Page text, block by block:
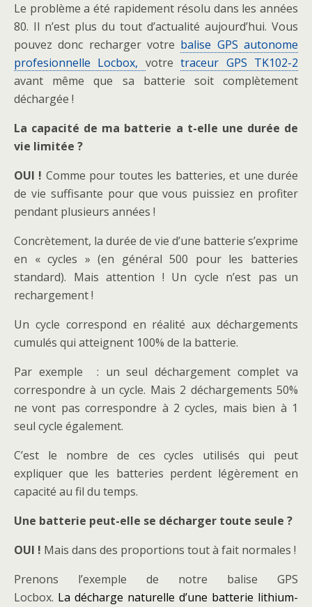
Le problème a été rapidement résolu dans les années
80. Il n’est plus du tout d’actualité aujourd’hui. Vous
pouvez donc recharger votre balise GPS autonome
profesionnelle Locbox, votretraceur GPS TK102-2
avant même que sa batterie soit complètement
déchargée !
La capacité de ma batterie a t-elle une durée de
vie limitée ?
OUI ! Comme pour toutes les batteries, et une durée
de vie suffisante pour que vous puissiez en profiter
pendant plusieurs années !
Concrètement, la durée de vie d’une batterie s’exprime
en « cycles » (en général 500 pour les batteries
standard). Mais attention ! Un cycle n’est pas un
rechargement !
Un cycle correspond en réalité aux déchargements
cumulés qui atteignent 100% de la batterie.
Par exemple : un seul déchargement complet va
correspondre à un cycle. Mais 2 déchargements 50%
ne vont pas correspondre à 2 cycles, mais bien à 1
seul cycle également.
C’est le nombre de ces cycles utilisés qui peut
expliquer que les batteries perdent légèrement en
capacité au fil du temps.
Une batterie peut-elle se décharger toute seule ?
OUI ! Mais dans des proportions tout à fait normales !
Prenons l’exemple de notre balise GPS
Locbox. La décharge naturelle d’une batterie lithium-